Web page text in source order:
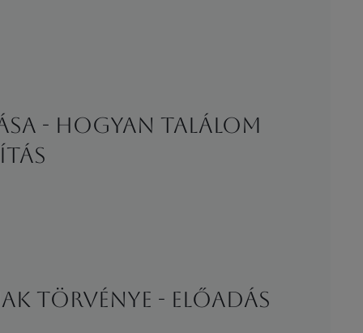
- Hogyan találom
törvénye - előadás